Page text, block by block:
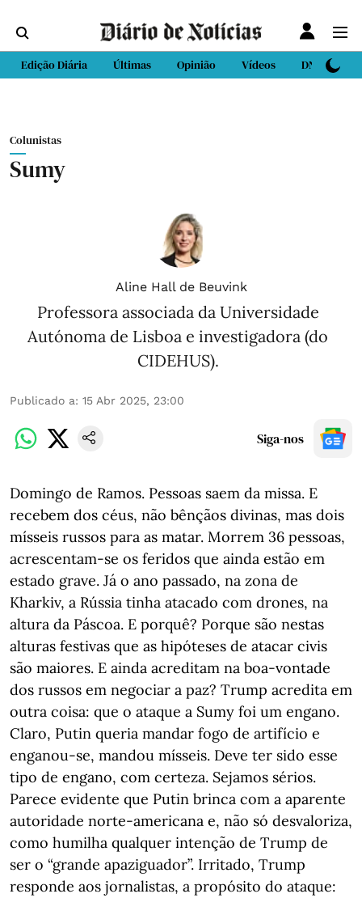
Edição Diária Últimas Opinião Vídeos DN Sport
Colunistas
Sumy
Aline Hall de Beuvink
Professora associada da Universidade
Autónoma de Lisboa e investigadora (do
CIDEHUS).
Publicado a: 15 Abr 2025, 23:00
Siga-nos
Domingo de Ramos. Pessoas saem da missa. E
recebem dos céus, não bênçãos divinas, mas dois
mísseis russos para as matar. Morrem 36 pessoas,
acrescentam-se os feridos que ainda estão em
estado grave. Já o ano passado, na zona de
Kharkiv, a Rússia tinha atacado com drones, na
altura da Páscoa. E porquê? Porque são nestas
alturas festivas que as hipóteses de atacar civis
são maiores. E ainda acreditam na boa-vontade
dos russos em negociar a paz? Trump acredita em
outra coisa: que o ataque a Sumy foi um engano.
Claro, Putin queria mandar fogo de artifício e
enganou-se, mandou mísseis. Deve ter sido esse
tipo de engano, com certeza. Sejamos sérios.
Parece evidente que Putin brinca com a aparente
autoridade norte-americana e, não só desvaloriza,
como humilha qualquer intenção de Trump de
ser o “grande apaziguador”. Irritado, Trump
responde aos jornalistas, a propósito do ataque: